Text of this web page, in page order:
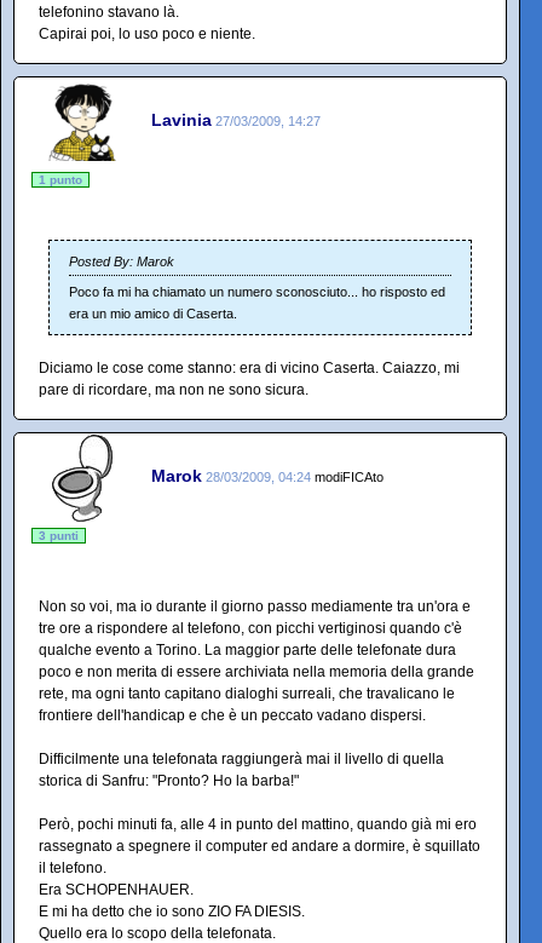
telefonino stavano là.
Capirai poi, lo uso poco e niente.
Lavinia 27/03/2009, 14:27
1 punto
Posted By: Marok
Poco fa mi ha chiamato un numero sconosciuto... ho risposto ed
era un mio amico di Caserta.
Diciamo le cose come stanno: era di vicino Caserta. Caiazzo, mi
pare di ricordare, ma non ne sono sicura.
Marok 28/03/2009, 04:24 modiFICAto
3 punti
Non so voi, ma io durante il giorno passo mediamente tra un'ora e
tre ore a rispondere al telefono, con picchi vertiginosi quando c'è
qualche evento a Torino. La maggior parte delle telefonate dura
poco e non merita di essere archiviata nella memoria della grande
rete, ma ogni tanto capitano dialoghi surreali, che travalicano le
frontiere dell'handicap e che è un peccato vadano dispersi.
Difficilmente una telefonata raggiungerà mai il livello di quella
storica di Sanfru: "Pronto? Ho la barba!"
Però, pochi minuti fa, alle 4 in punto del mattino, quando già mi ero
rassegnato a spegnere il computer ed andare a dormire, è squillato
il telefono.
Era SCHOPENHAUER.
E mi ha detto che io sono ZIO FA DIESIS.
Quello era lo scopo della telefonata.